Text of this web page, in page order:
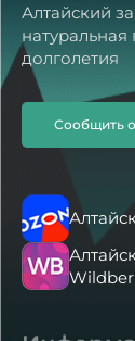
Алтайский
долголетия
Сообщить